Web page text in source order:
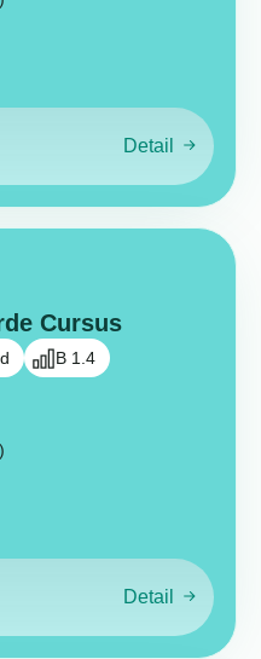
Detail
Cursus
B 1.4
Detail